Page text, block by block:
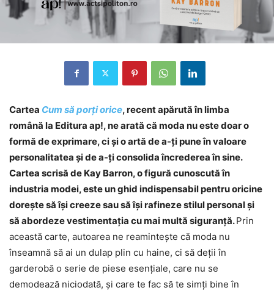
Cartea Cum să porți orice, recent apărută în limba
română la Editura ap!, ne arată că moda nu este doar o
formă de exprimare, ci și o artă de a-ți pune în valoare
personalitatea și de a-ți consolida încrederea în sine.
Cartea scrisă de Kay Barron, o figură cunoscută în
industria modei, este un ghid indispensabil pentru oricine
dorește să își creeze sau să își rafineze stilul personal și
să abordeze vestimentația cu mai multă siguranță.Prin
această carte, autoarea ne reamintește că moda nu
înseamnă să ai un dulap plin cu haine, ci să deții în
garderobă o serie de piese esențiale, care nu se
demodează niciodată, și care te fac să te simți bine în